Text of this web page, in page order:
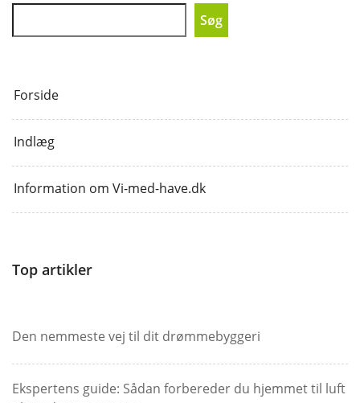
Søg
Forside
Indlæg
Information om Vi-med-have.dk
Top artikler
Den nemmeste vej til dit drømmebyggeri
Ekspertens guide: Sådan forbereder du hjemmet til luft